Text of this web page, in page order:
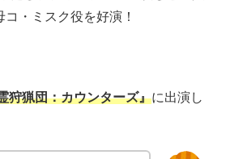
・ミスク役を好演！
狩猟団：カウンターズ』に出演し